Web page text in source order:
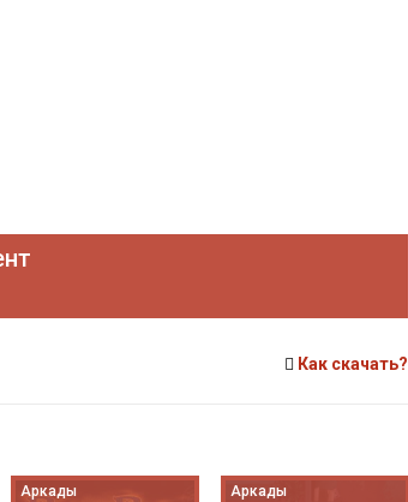
Как скачать?
Аркады Аркады